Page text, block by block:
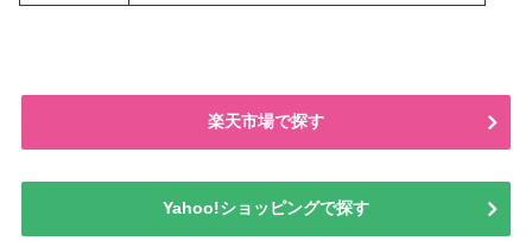
楽天市場で探す
Yahoo!ショッピングで探す